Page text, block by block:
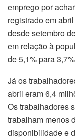
emprego por
registrado em
desde setembro
em relação à
de 5,1% para
Já os
abril eram 6,4
Os trabalhadores
trabalham menos
disponibilidade e